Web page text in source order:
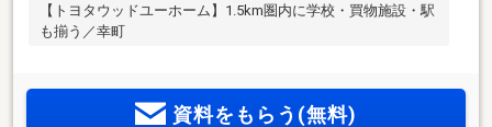
【トヨタウッドユーホーム】1.5km圏内に学校・買物施設・駅
も揃う／幸町
資料をもらう(無料)